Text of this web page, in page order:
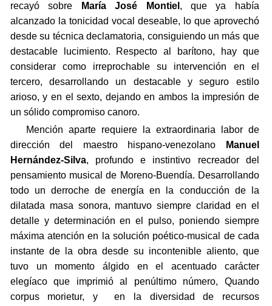
recayó sobre
María José Montiel , que ya había
alcanzado la tonicidad vocal deseable, lo que aprovechó
desde su técnica declamatoria, consiguiendo un más que
destacable lucimiento. Respecto al barítono, hay que
considerar como irreprochable su intervención en el
tercero, desarrollando un destacable y seguro estilo
arioso, y en el sexto, dejando en ambos la impresión de
un sólido compromiso canoro.
Mención aparte requiere la extraordinaria labor de
dirección del maestro hispano-venezolano
Manuel
Hernández-Silva, profundo e instintivo recreador del
pensamiento musical de Moreno-Buendía. Desarrollando
todo un derroche de energía en la conducción de la
dilatada masa sonora, mantuvo siempre claridad en el
detalle y determinación en el pulso, poniendo siempre
máxima atención en la solución poético-musical de cada
instante de la obra desde su incontenible aliento, que
tuvo un momento álgido en el acentuado carácter
elegíaco que imprimió al penúltimo número, Quando
corpus morietur, y en la diversidad de recursos